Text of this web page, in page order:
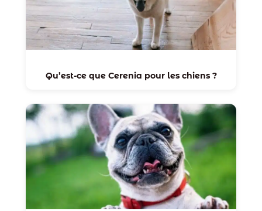
Qu’est-ce que Cerenia pour les chiens ?